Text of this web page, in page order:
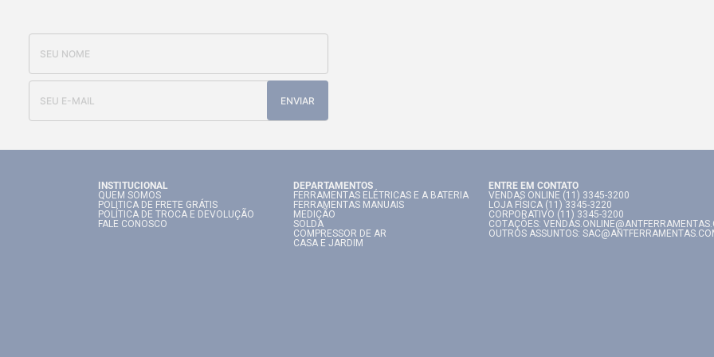
ENVIAR
INSTITUCIONAL
QUEM SOMOS
POLITICA DE FRETE GRÁTIS
POLÍTICA DE TROCA E DEVOLUÇÃO
FALE CONOSCO
DEPARTAMENTOS
FERRAMENTAS ELÉTRICAS E A BATERIA
FERRAMENTAS MANUAIS
MEDIÇÃO
SOLDA
COMPRESSOR DE AR
CASA E JARDIM
ENTRE EM CONTATO
VENDAS ONLINE (11) 3345-3200
LOJA FÍSICA (11) 3345-3220
CORPORATIVO (11) 3345-3200
COTAÇÕES:
OUTROS ASSUNTOS: